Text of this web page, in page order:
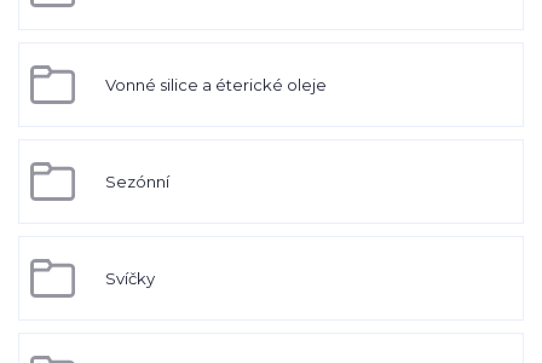
Vonné silice a éterické oleje
Sezónní
Svíčky